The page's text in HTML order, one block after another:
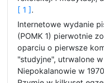
[ 1 ] .
Internetowe wydanie
(POMK 1) pierwotnie
oparciu o pierwsze
"studyjne", utrwalone
Niepokalanowie w